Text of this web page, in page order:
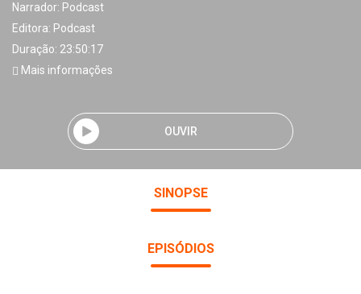
Narrador: Podcast
Editora: Podcast
Duração: 23:50:17
Mais informações
OUVIR
SINOPSE
EPISÓDIOS